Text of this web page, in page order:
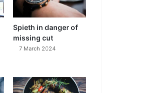
Spieth in danger of
missing cut
7 March 2024